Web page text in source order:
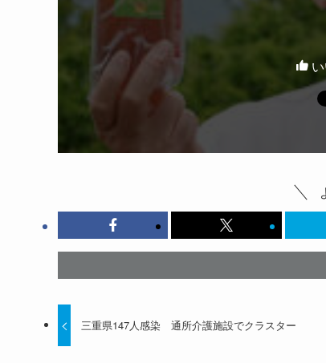
三重県147人感染 通所介護施設でクラスター